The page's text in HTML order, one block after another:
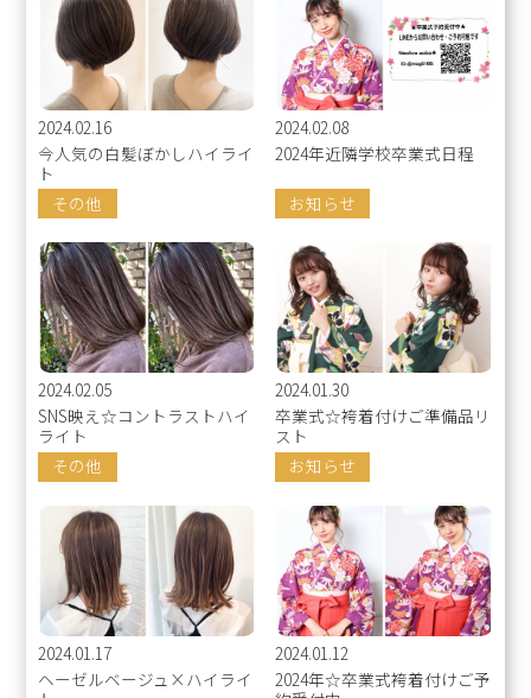
2024.02.16
今人気の白髪ぼかしハイライ
ト
その他
2024.02.08
2024年近隣学校卒業式日程
お知らせ
2024.02.05
SNS映え☆コントラストハイ
ライト
その他
2024.01.30
卒業式☆袴着付けご準備品リ
スト
お知らせ
2024.01.17
ヘーゼルベージュ×ハイライ
2024.01.12
2024年☆卒業式袴着付けご予